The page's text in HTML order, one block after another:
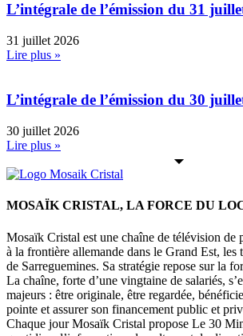
L’intégrale de l’émission du 31
31 juillet 2026
Lire plus »
L’intégrale de l’émission du 30
30 juillet 2026
Lire plus »
MOSAÏK CRISTAL, LA FORCE DU
Mosaïk Cristal est une chaîne de télévision de
à la frontière allemande dans le Grand Est, les
de Sarreguemines. Sa stratégie repose sur la
La chaîne, forte d’une vingtaine de salariés,
majeurs : être originale, être regardée,
pointe et assurer son financement public et
Chaque jour Mosaïk Cristal propose Le 30